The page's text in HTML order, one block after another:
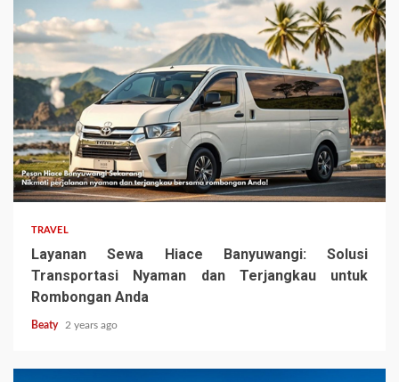
TRAVEL
Layanan Sewa Hiace Banyuwangi: Solusi
Transportasi Nyaman dan Terjangkau untuk
Rombongan Anda
Beaty 2 years ago